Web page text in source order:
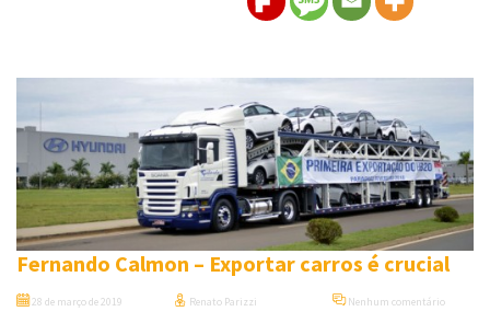
Fernando Calmon – Exportar carros é crucial
28 de março de 2019 Renato Parizzi Nenhum comentário